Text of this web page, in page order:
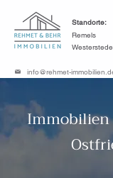
Standorte:
Remels
Westerstede
info@rehmet-